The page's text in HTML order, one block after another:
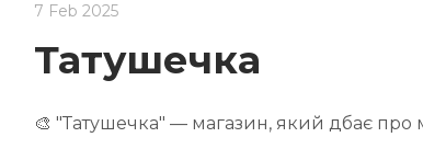
7 Feb 2025
Татушечка
🎨 "Татушечка" — магазин, який дбає про